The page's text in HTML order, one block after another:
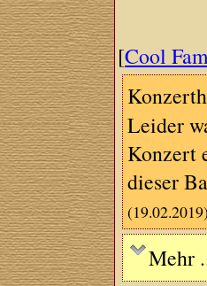
[Cool
Leider
Konzert
dieser
(19.02.2019)
Mehr